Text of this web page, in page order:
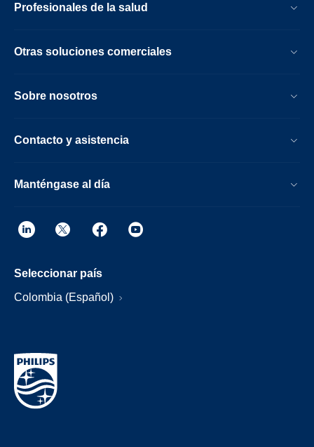
Profesionales de la salud
Otras soluciones comerciales
Sobre nosotros
Contacto y asistencia
Manténgase al día
Seleccionar país
Colombia (Español)